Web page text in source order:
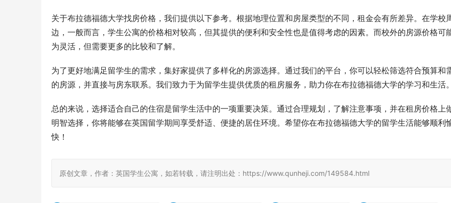
关于布拉德福德大学找房价格，我们提供以下参考。根据地理位置和房屋类型的不同，租金会有所差异。在学校
边，一般而言，学生公寓的价格相对较高，但其提供的便利和安全性也是值得考虑的因素。而校外的房源价格可
为灵活，但需要更多的比较和了解。
为了更好地满足留学生的需求，集好家提供了多样化的房源选择。通过我们的平台，你可以轻松筛选符合预算和
的房源，并直接与房东联系。我们致力于为留学生提供优质的租房服务，助力你在布拉德福德大学的学习和生活。
总的来说，选择适合自己的住宿是留学生活中的一项重要决策。通过合理规划，了解注意事项，并在租房价格上
明智选择，你将能够在英国留学期间享受舒适、便捷的居住环境。希望你在布拉德福德大学的留学生活能够顺利
快！
原创文章，作者：英国学生公寓，如若转载，请注明出处：https://www.qunheji.com/149584.html